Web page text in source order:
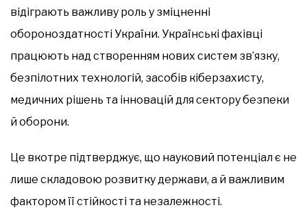
відіграють важливу роль у зміцненні
обороноздатності України. Українські фахівці
працюють над створенням нових систем зв’язку,
безпілотних технологій, засобів кіберзахисту,
медичних рішень та інновацій для сектору безпеки
й оборони.
Це вкотре підтверджує, що науковий потенціал є не
лише складовою розвитку держави, а й важливим
фактором її стійкості та незалежності.